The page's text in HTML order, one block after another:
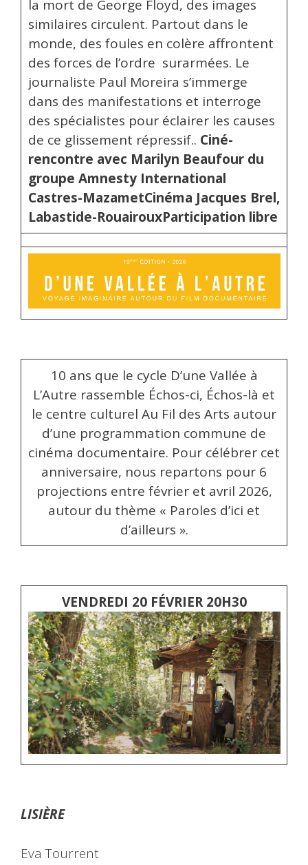
la mort de George Floyd, des images
similaires circulent. Partout dans le
monde, des foules en colère affrontent
des forces de l’ordre surarmées. Le
journaliste Paul Moreira s’immerge
dans des manifestations et interroge
des spécialistes pour éclairer les causes
de ce glissement répressif.. Ciné-
rencontre avec Marilyn Beaufour du
groupe Amnesty International
Castres-MazametCinéma Jacques Brel,
Labastide-RouairouxParticipation libre
10 ans que le cycle D’une Vallée à
L’Autre rassemble Échos-ci, Échos-là et
le centre culturel Au Fil des Arts autour
d’une programmation commune de
cinéma documentaire. Pour célébrer cet
anniversaire, nous repartons pour 6
projections entre février et avril 2026,
autour du thème « Paroles d’ici et
d’ailleurs ».
VENDREDI 20 FÉVRIER 20H30
LISIÈRE
Eva Tourrent